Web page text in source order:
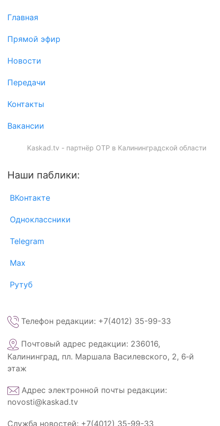
Главная
Прямой эфир
Новости
Передачи
Контакты
Вакансии
Kaskad.tv - партнёр ОТР в Калининградской области
Наши паблики:
ВКонтакте
Одноклассники
Telegram
Max
Рутуб
Телефон редакции: +7(4012) 35-99-33
Почтовый адрес редакции: 236016,
Калининград, пл. Маршала Василевского, 2, 6‑й
этаж
Адрес электронной почты редакции:
novosti@kaskad.tv
Служба новостей: +7(4012) 35-99-33